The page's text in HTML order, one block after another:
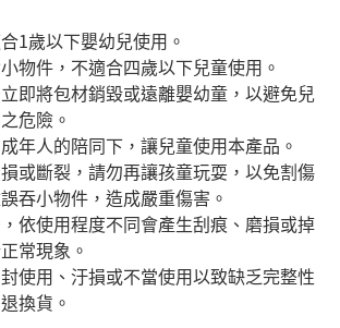
1歲以下嬰幼兒使用。
物件，不適合四歲以下兒童使用。
即將包材銷毀或遠離嬰幼童，以避免兒
危險。
年人的陪同下，讓兒童使用本產品。
或斷裂，請勿再讓孩童玩耍，以免割傷
吞小物件，造成嚴重傷害。
依使用程度不同會產生刮痕、磨損或掉
常現象。
使用、汙損或不當使用以致缺乏完整性
換貨。​